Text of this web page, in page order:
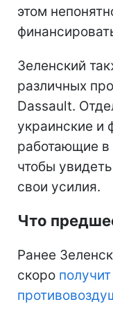
этом
Зеленский
различных
Dassault.
украинские и
работающие в
чтобы
свои усилия.
Что
Ранее
скоро